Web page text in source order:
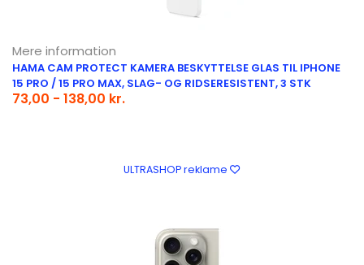
Mere information
HAMA CAM PROTECT KAMERA BESKYTTELSE GLAS TIL IPHONE
15 PRO / 15 PRO MAX, SLAG- OG RIDSERESISTENT, 3 STK
73,00 - 138,00 kr.
ULTRASHOP reklame